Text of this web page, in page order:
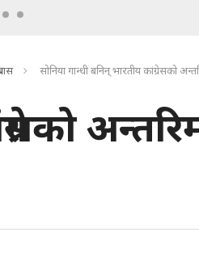
सोनिया गान्धी बनिन् भारतीय कांग्रेसको